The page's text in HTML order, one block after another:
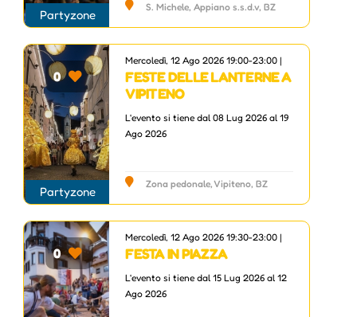
Partyzone
S. Michele, Appiano s.s.d.v, BZ
0
Partyzone
Mercoledì, 12 Ago 2026 19:00-23:00 |
FESTE DELLE LANTERNE A
VIPITENO
L'evento si tiene dal 08 Lug 2026 al 19
Ago 2026
Zona pedonale, Vipiteno, BZ
0
Mercoledì, 12 Ago 2026 19:30-23:00 |
FESTA IN PIAZZA
L'evento si tiene dal 15 Lug 2026 al 12
Ago 2026